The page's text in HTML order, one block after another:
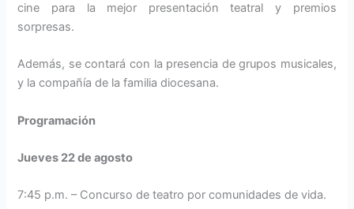
cine para la mejor presentación teatral y premios
sorpresas.
Además, se contará con la presencia de grupos musicales,
y la compañía de la familia diocesana.
Programación
Jueves 22 de agosto
7:45 p.m. – Concurso de teatro por comunidades de vida.